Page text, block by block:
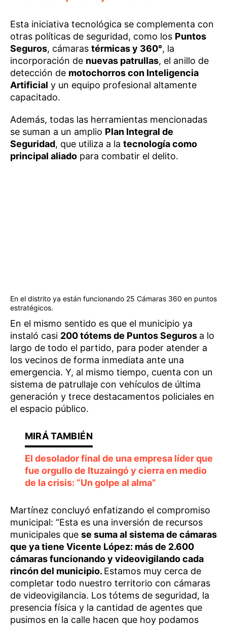
Esta iniciativa tecnológica se complementa con
otras políticas de seguridad, como los Puntos
Seguros, cámaras térmicas y 360°, la
incorporación de nuevas patrullas, el anillo de
detección de motochorros con Inteligencia
Artificial y un equipo profesional altamente
capacitado.
Además, todas las herramientas mencionadas
se suman a un amplio Plan Integral de
Seguridad, que utiliza a la tecnología como
principal aliado para combatir el delito.
En el distrito ya están funcionando 25 Cámaras 360 en puntos
estratégicos.
En el mismo sentido es que el municipio ya
instaló casi 200 tótems de Puntos Seguros a lo
largo de todo el partido, para poder atender a
los vecinos de forma inmediata ante una
emergencia. Y, al mismo tiempo, cuenta con un
sistema de patrullaje con vehículos de última
generación y trece destacamentos policiales en
el espacio público.
El desolador final de una empresa líder que
fue orgullo de Ituzaingó y cierra en medio
de la crisis: “Un golpe al alma”
Martínez concluyó enfatizando el compromiso
municipal: “Esta es una inversión de recursos
municipales que se suma al sistema de cámaras
que ya tiene Vicente López: más de 2.600
cámaras funcionando y videovigilando cada
rincón del municipio. Estamos muy cerca de
completar todo nuestro territorio con cámaras
de videovigilancia. Los tótems de seguridad, la
presencia física y la cantidad de agentes que
pusimos en la calle hacen que hoy podamos